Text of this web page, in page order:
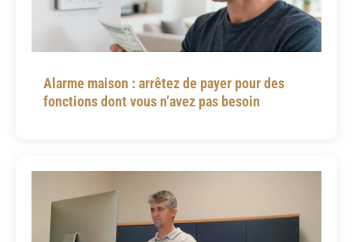
Alarme maison : arrêtez de payer pour des
fonctions dont vous n’avez pas besoin